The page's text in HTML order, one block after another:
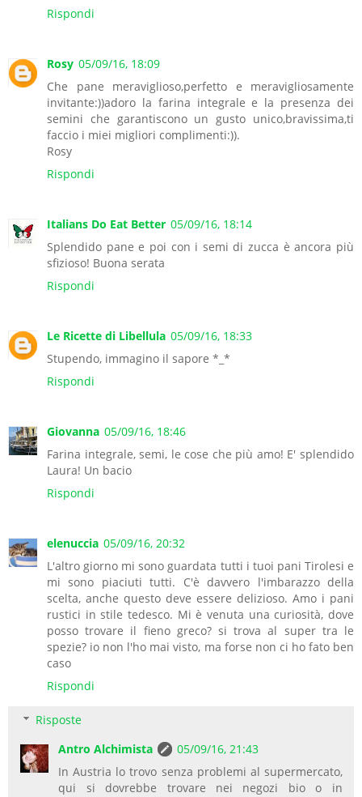
Rispondi
Rosy 05/09/16, 18:09
Che pane meraviglioso,perfetto e meravigliosamente
invitante:))adoro la farina integrale e la presenza dei
semini che garantiscono un gusto unico,bravissima,ti
faccio i miei migliori complimenti:)).
Rosy
Rispondi
Italians Do Eat Better 05/09/16, 18:14
Splendido pane e poi con i semi di zucca è ancora più
sfizioso! Buona serata
Rispondi
Le Ricette di Libellula 05/09/16, 18:33
Stupendo, immagino il sapore *_*
Rispondi
Giovanna 05/09/16, 18:46
Farina integrale, semi, le cose che più amo! E' splendido
Laura! Un bacio
Rispondi
elenuccia 05/09/16, 20:32
L'altro giorno mi sono guardata tutti i tuoi pani Tirolesi e
mi sono piaciuti tutti. C'è davvero l'imbarazzo della
scelta, anche questo deve essere delizioso. Amo i pani
rustici in stile tedesco. Mi è venuta una curiosità, dove
posso trovare il fieno greco? si trova al super tra le
spezie? io non l'ho mai visto, ma forse non ci ho fato ben
caso
Rispondi
Risposte
Antro Alchimista
05/09/16, 21:43
In Austria lo trovo senza problemi al supermercato,
qui si dovrebbe trovare nei negozi bio o in